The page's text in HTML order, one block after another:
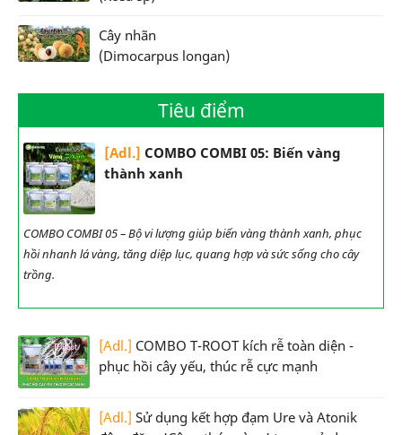
Cây nhãn
(Dimocarpus longan)
Tiêu điểm
[Adl.] COMBO COMBI 05: Biến vàng
thành xanh
COMBO COMBI 05 – Bộ vi lượng giúp biến vàng thành xanh, phục
hồi nhanh lá vàng, tăng diệp lục, quang hợp và sức sống cho cây
trồng.
[Adl.] COMBO T-ROOT kích rễ toàn diện -
phục hồi cây yếu, thúc rễ cực mạnh
[Adl.] Sử dụng kết hợp đạm Ure và Atonik